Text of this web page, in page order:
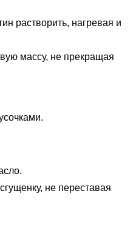
растворить, нагревая и
массу, не прекращая
не переставая